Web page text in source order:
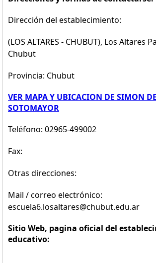
Dirección del establecimiento:
(LOS ALTARES - CHUBUT), Los Altares
Chubut
Provincia: Chubut
VER MAPA Y UBICACION DE SIMON
SOTOMAYOR
Teléfono: 02965-499002
Fax:
Otras direcciones:
Mail / correo electrónico:
escuela6.losaltares@chubut.edu.ar
Sitio Web, pagina oficial del
educativo: